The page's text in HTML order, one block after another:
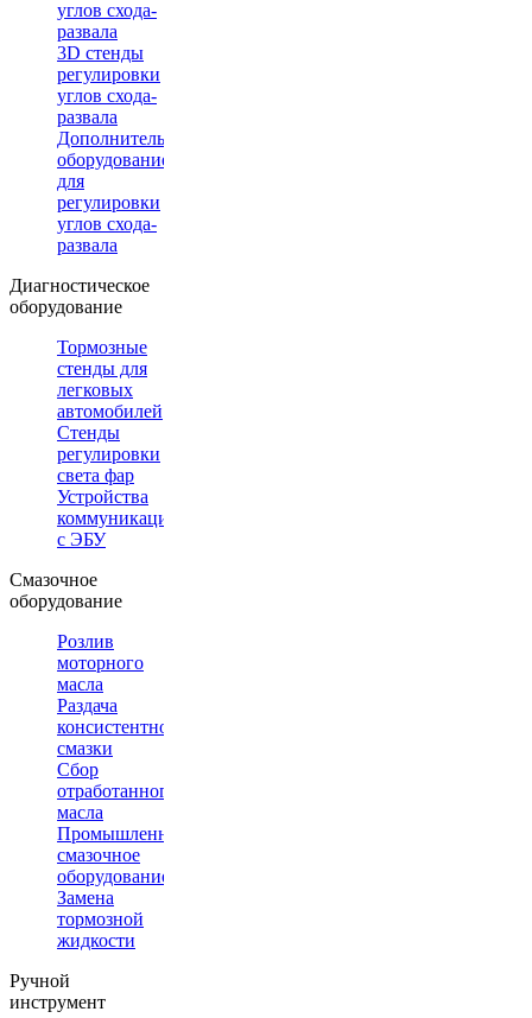
углов схода-
развала
3D стенды
регулировки
углов схода-
развала
Дополнительное
оборудование
для
регулировки
углов схода-
развала
Диагностическое
оборудование
Тормозные
стенды для
легковых
автомобилей
Стенды
регулировки
света фар
Устройства
коммуникации
с ЭБУ
Смазочное
оборудование
Розлив
моторного
масла
Раздача
консистентной
смазки
Сбор
отработанного
масла
Промышленное
смазочное
оборудование
Замена
тормозной
жидкости
Ручной
инструмент